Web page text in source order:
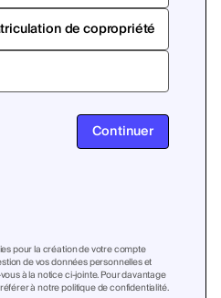
de copropriété
Continuer
pour la création de votre compte
de vos données personnelles et
à la notice ci-jointe. Pour davantage
à notre politique de confidentialité.